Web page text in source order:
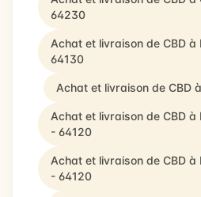
64230
Achat et livraison de CBD à
64130
Achat et livraison de CBD
Achat et livraison de CBD
- 64120
Achat et livraison de CBD à
- 64120